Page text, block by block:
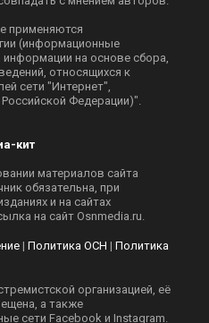
применяются
(информационные
на основе сбора,
относящихся к
сети "Интернет",
Федерации)".
кит
материалов сайта
обязательна, при
и на сайтах
на сайт Оsnmedia.ru.
| Политика ОСН | Политика
организацией, её
а также
сети Facebook и Instagram.